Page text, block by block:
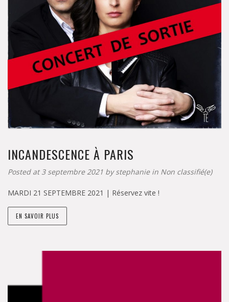
INCANDESCENCE À PARIS
Posted at 3 septembre 2021 bystephanie in Non classifié(e)
MARDI 21 SEPTEMBRE 2021 | Réservez vite !
EN SAVOIR PLUS